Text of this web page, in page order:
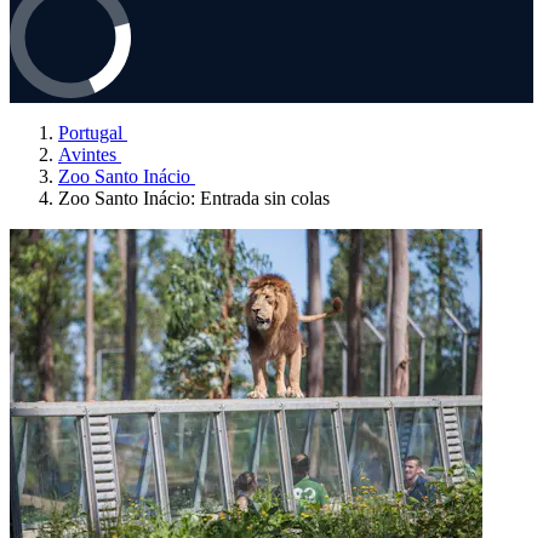
Portugal
Avintes
Zoo Santo Inácio
Zoo Santo Inácio: Entrada sin colas